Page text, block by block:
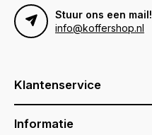
Stuur ons een mail!
info@koffershop.nl
Klantenservice
Informatie